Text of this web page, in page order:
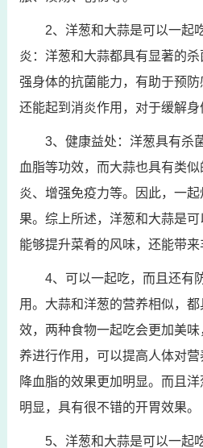
2、洋葱和大蒜是可以一起
炎：洋葱和大蒜都具有显著的
强身体的抗菌能力，有助于预防
还能起到消炎作用，对于缓解身
3、健康益处：洋葱具有杀
血脂等功效，而大蒜也具有类
炎、增强免疫力等。因此，一
果。综上所述，洋葱和大蒜是
能够提升菜肴的风味，还能带来
4、可以一起吃，而且还有
用。大蒜和洋葱的营养相似，
效，两种食物一起吃会更加美
养进行作用，可以提高人体对
降血脂的效果更加明显。而且
明显，具有很不错的开胃效果。
5、洋葱和大蒜是可以一起